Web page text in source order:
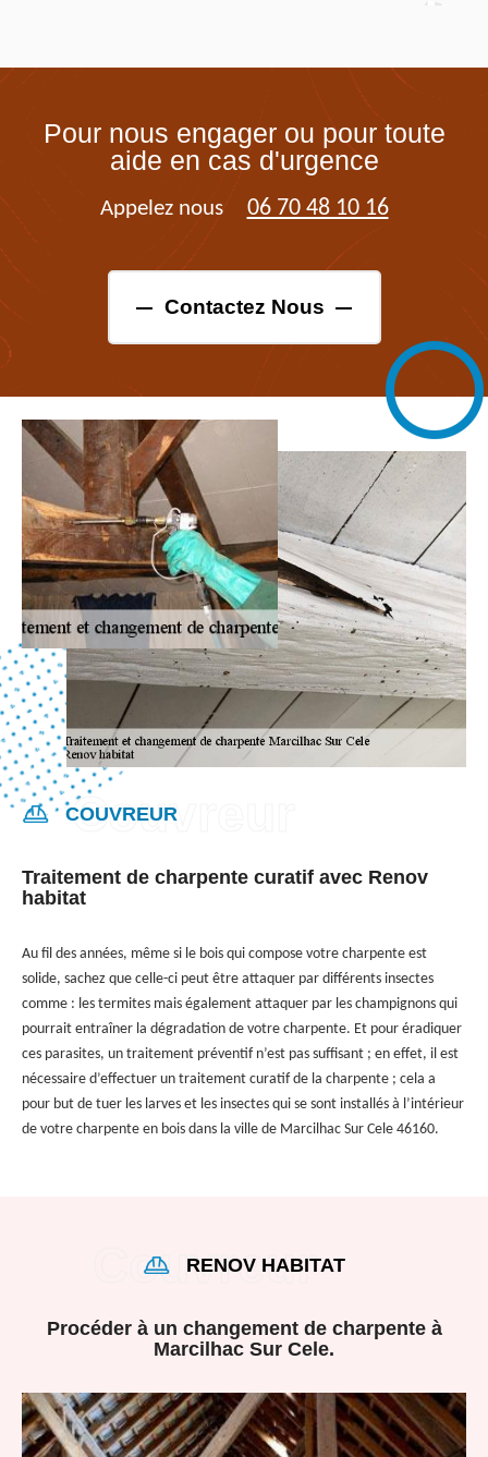
Pour nous engager ou pour toute
aide en cas d'urgence
Appelez nous 06 70 48 10 16
Contactez Nous
COUVREUR
Traitement de charpente curatif avec Renov
habitat
Au fil des années, même si le bois qui compose votre charpente est
solide, sachez que celle-ci peut être attaquer par différents insectes
comme : les termites mais également attaquer par les champignons qui
pourrait entraîner la dégradation de votre charpente. Et pour éradiquer
ces parasites, un traitement préventif n’est pas suffisant ; en effet, il est
nécessaire d’effectuer un traitement curatif de la charpente ; cela a
pour but de tuer les larves et les insectes qui se sont installés à l’intérieur
de votre charpente en bois dans la ville de Marcilhac Sur Cele 46160.
RENOV HABITAT
Procéder à un changement de charpente à
Marcilhac Sur Cele.